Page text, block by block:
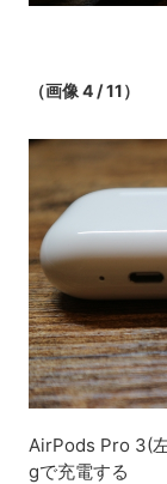
（画像 4 / 11）
AirPods Pro 3(
gで充電する